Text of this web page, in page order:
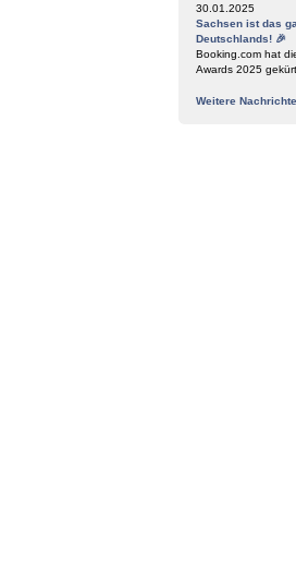
30.01.2025
Sachsen ist das
Deutschlands! 🎉
Booking.com hat
Awards 2025 gekürt
Weitere